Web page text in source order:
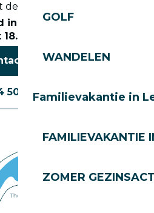
GOLF
WANDELEN
Familievakantie in
FAMILIEVAKANTIE
ZOMER
Neige 74260 Les Gets
in het seizoen van 8.30
uur
met ons op
50 74 74 74